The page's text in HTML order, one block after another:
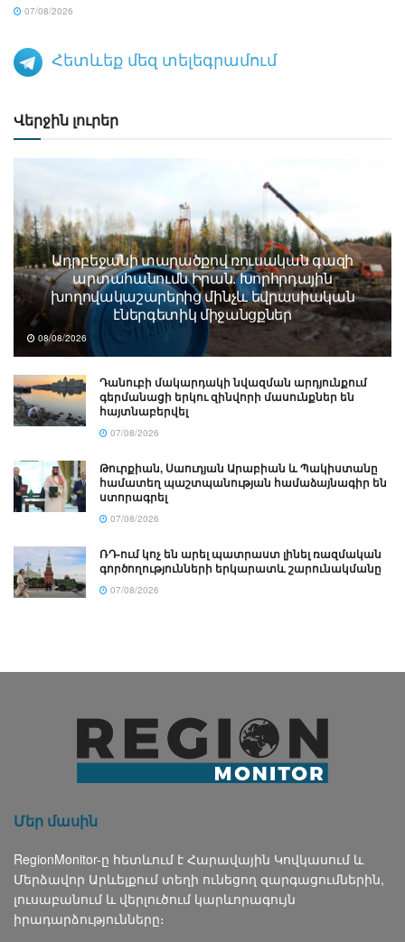
07/08/2026
Հետևեք մեզ տելեգրամում
Վերջին լուրեր
Ադրբեջանի տարածքով ռուսական գազի
արտահանումն Իրան. Խորհրդային
խողովակաշարերից մինչև եվրասիական
էներգետիկ միջանցքներ
08/08/2026
Դանուբի մակարդակի նվազման արդյունքում
գերմանացի երկու զինվորի մասունքներ են
հայտնաբերվել
07/08/2026
Թուրքիան, Սաուդյան Արաբիան և Պակիստանը
համատեղ պաշտպանության համաձայնագիր են
ստորագրել
07/08/2026
ՌԴ-ում կոչ են արել պատրաստ լինել ռազմական
գործողությունների երկարատև շարունակմանը
07/08/2026
Մեր մասին
RegionMonitor-ը հետևում է Հարավային Կովկասում և
Մերձավոր Արևելքում տեղի ունեցող զարգացումներին,
լուսաբանում և վերլուծում կարևորագույն
իրադարձությունները։